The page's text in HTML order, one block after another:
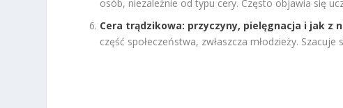
osób, niezależnie od typu cery. Często objawia się
Cera trądzikowa: przyczyny, pielęgnacja i jak z
część społeczeństwa, zwłaszcza młodzieży.